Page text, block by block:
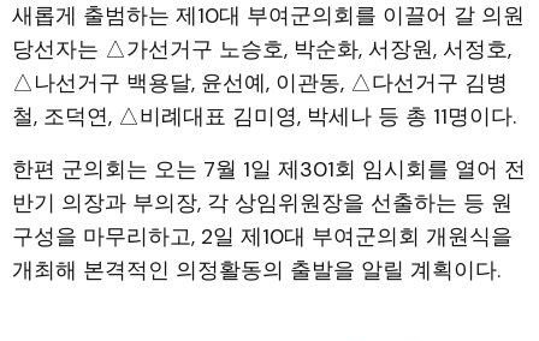
새롭게 출범하는 제10대 부여군의회를 이끌어 갈 의원
당선자는 △가선거구 노승호, 박순화, 서장원, 서정호,
△나선거구 백용달, 윤선예, 이관동, △다선거구 김병
철, 조덕연, △비례대표 김미영, 박세나 등 총 11명이다.
한편 군의회는 오는 7월 1일 제301회 임시회를 열어 전
반기 의장과 부의장, 각 상임위원장을 선출하는 등 원
구성을 마무리하고, 2일 제10대 부여군의회 개원식을
개최해 본격적인 의정활동의 출발을 알릴 계획이다.